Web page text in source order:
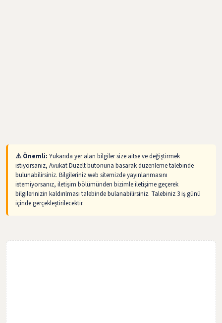
⚠️ Önemli: Yukarıda yer alan bilgiler size aitse ve değiştirmek
istiyorsanız, Avukat Düzelt butonuna basarak düzenleme talebinde
bulunabilirsiniz. Bilgileriniz web sitemizde yayınlanmasını
istemiyorsanız, iletişim bölümünden bizimle iletişime geçerek
bilgilerinizin kaldırılması talebinde bulanabilirsiniz. Talebiniz 3 iş günü
içinde gerçekleştirilecektir.